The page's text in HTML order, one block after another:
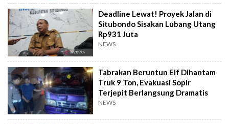
Deadline Lewat! Proyek Jalan di
Situbondo Sisakan Lubang Utang
Rp931 Juta
NEWS
Tabrakan Beruntun Elf Dihantam
Truk 9 Ton, Evakuasi Sopir
Terjepit Berlangsung Dramatis
NEWS